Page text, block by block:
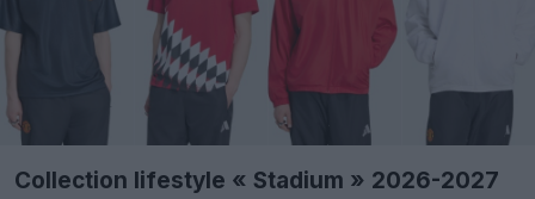
Collection lifestyle « Stadium » 2026-2027